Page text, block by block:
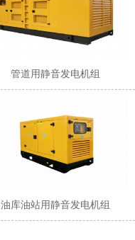
管道用静音发电机组
油库油站用静音发电机组